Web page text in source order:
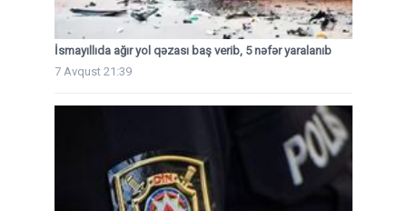
İsmayıllıda ağır yol qəzası baş verib, 5 nəfər yaralanıb
7 Avqust 21:39